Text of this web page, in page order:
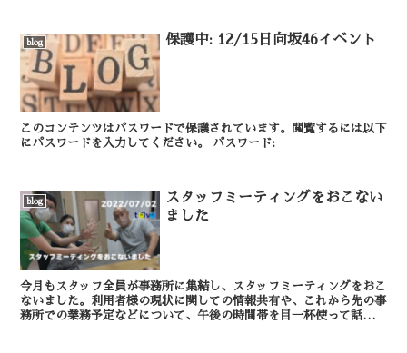
blog 保護中: 12/15日向坂46イベント
このコンテンツはパスワードで保護されています。閲覧するには以下
にパスワードを入力してください。 パスワード:
blog
スタッフミーティングをおこない
ました
今月もスタッフ全員が事務所に集結し、スタッフミーティングをおこ
ないました。利用者様の現状に関しての情報共有や、これから先の事
務所での業務予定などについて、午後の時間帯を目一杯使って話し合